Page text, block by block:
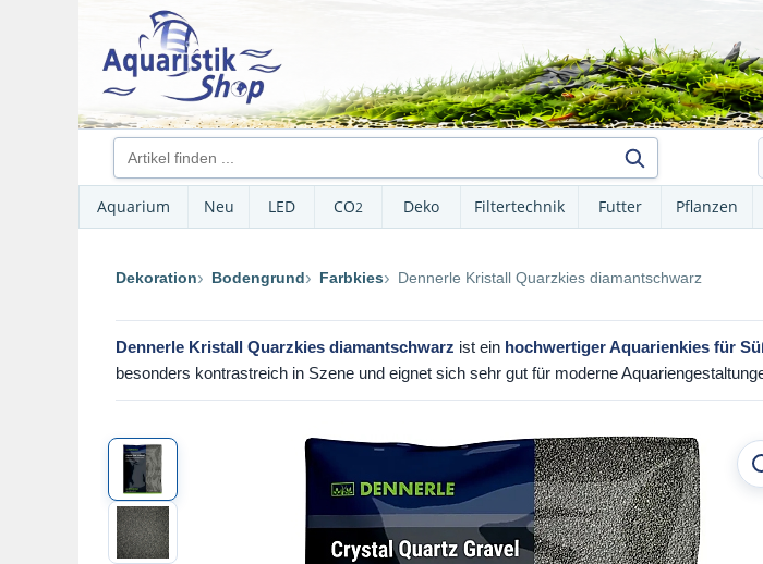
Aquarium Neu LED CO2 Deko Filtertechnik Futter Pflanzen
Dekoration Bodengrund Farbkies Dennerle Kristall Quarzkies diamantschwarz
Dennerle Kristall Quarzkies diamantschwarz ist ein hochwertiger Aquarienkies für
besonders kontrastreich in Szene und eignet sich sehr gut für moderne